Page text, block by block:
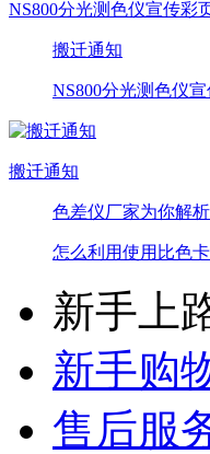
NS800分光测色仪宣传彩
搬迁通知
NS800分光测色仪
搬迁通知
色差仪厂家为你解
怎么利用使用比色
新手上
新手购
售后服